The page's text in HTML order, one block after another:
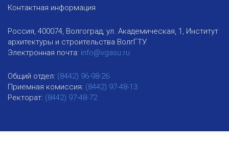
Контактная информация
Россия, 400074, Волгоград, ул. Академическая, 1, Институт
архитектуры и строительства ВолгГТУ
Электронная почта: info@vgasu.ru
Общий отдел: (8442) 96-98-26
Приемная комиссия: (8442) 97-48-13
Ректорат: (8442) 97-48-72